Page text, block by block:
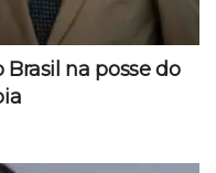
na posse do